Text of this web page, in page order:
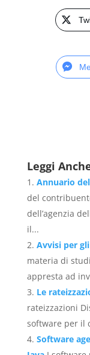
Leggi
Annuario
del
dell’agenzia
il...
Avvisi per
materia di
appresta ad
Le
rateizzazioni
software per il
Software